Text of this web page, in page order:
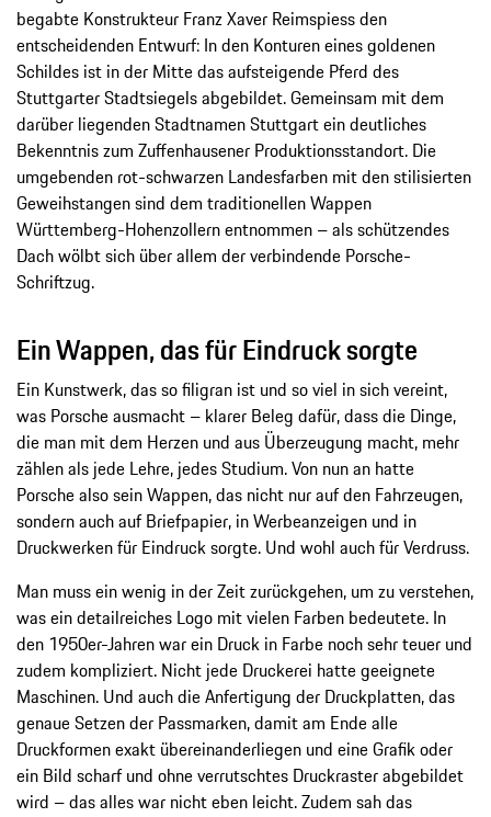
begabte Konstrukteur Franz Xaver Reimspiess den
entscheidenden Entwurf: In den Konturen eines goldenen
Schildes ist in der Mitte das aufsteigende Pferd des
Stuttgarter Stadtsiegels abgebildet. Gemeinsam mit dem
darüber liegenden Stadtnamen Stuttgart ein deutliches
Bekenntnis zum Zuffenhausener Produktionsstandort. Die
umgebenden rot-schwarzen Landesfarben mit den stilisierten
Geweihstangen sind dem traditionellen Wappen
Württemberg-Hohenzollern entnommen – als schützendes
Dach wölbt sich über allem der verbindende Porsche-
Schriftzug.
Ein Wappen, das für Eindruck sorgte
Ein Kunstwerk, das so filigran ist und so viel in sich vereint,
was Porsche ausmacht – klarer Beleg dafür, dass die Dinge,
die man mit dem Herzen und aus Überzeugung macht, mehr
zählen als jede Lehre, jedes Studium. Von nun an hatte
Porsche also sein Wappen, das nicht nur auf den Fahrzeugen,
sondern auch auf Briefpapier, in Werbeanzeigen und in
Druckwerken für Eindruck sorgte. Und wohl auch für Verdruss.
Man muss ein wenig in der Zeit zurückgehen, um zu verstehen,
was ein detailreiches Logo mit vielen Farben bedeutete. In
den 1950er-Jahren war ein Druck in Farbe noch sehr teuer und
zudem kompliziert. Nicht jede Druckerei hatte geeignete
Maschinen. Und auch die Anfertigung der Druckplatten, das
genaue Setzen der Passmarken, damit am Ende alle
Druckformen exakt übereinanderliegen und eine Grafik oder
ein Bild scharf und ohne verrutschtes Druckraster abgebildet
wird – das alles war nicht eben leicht. Zudem sah das